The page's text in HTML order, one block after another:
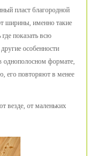
пласт благородной
ширины, именно такие
показать всю
особенности
однополосном формате,
его повторяют в менее
везде, от маленьких